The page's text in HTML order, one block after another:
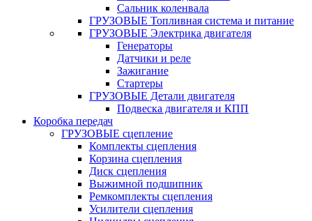
Сальник коленвала
ГРУЗОВЫЕ Топливная система и питание
ГРУЗОВЫЕ Электрика двигателя
Генераторы
Датчики и реле
Зажигание
Стартеры
ГРУЗОВЫЕ Детали двигателя
Подвеска двигателя и КПП
Коробка передач
ГРУЗОВЫЕ сцепление
Комплекты сцепления
Корзина сцепления
Диск сцепления
Выжимной подшипник
Ремкомплекты сцепления
Усилители сцепления